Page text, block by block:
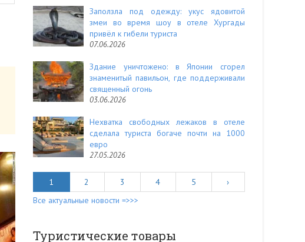
Заползла под одежду: укус ядовитой
змеи во время шоу в отеле Хургады
привёл к гибели туриста
07.06.2026
Здание уничтожено: в Японии сгорел
знаменитый павильон, где поддерживали
священный огонь
03.06.2026
Нехватка свободных лежаков в отеле
сделала туриста богаче почти на 1000
евро
27.05.2026
1 2 3 4 5
›
Все актуальные новости =>>>
Туристические товары